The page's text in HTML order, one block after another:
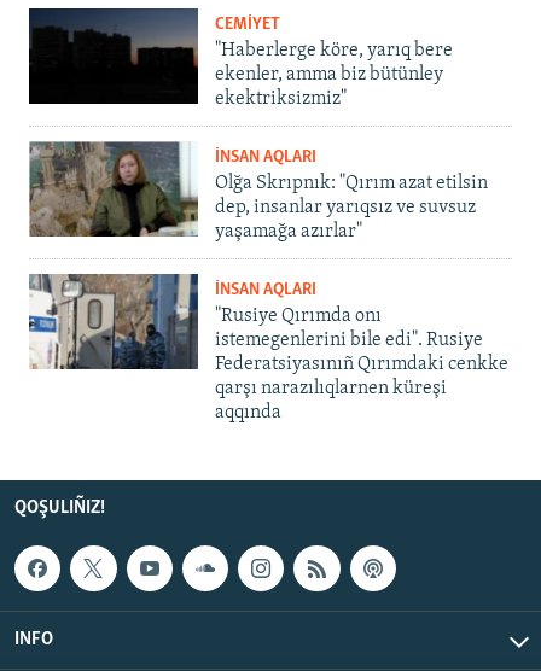
CEMİYET
"Haberlerge köre, yarıq bere
ekenler, amma biz bütünley
ekektriksizmiz"
İNSAN AQLARI
Olğa Skrıpnık: "Qırım azat etilsin
dep, insanlar yarıqsız ve suvsuz
yaşamağa azırlar"
İNSAN AQLARI
"Rusiye Qırımda onı
istemegenlerini bile edi". Rusiye
Federatsiyasınıñ Qırımdaki cenkke
qarşı narazılıqlarnen küreşi
aqqında
QOŞULIÑIZ!
INFO